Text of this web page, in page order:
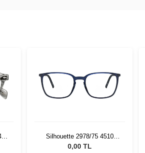
Silhouette 2978/75 4510
54/18
0,00 TL